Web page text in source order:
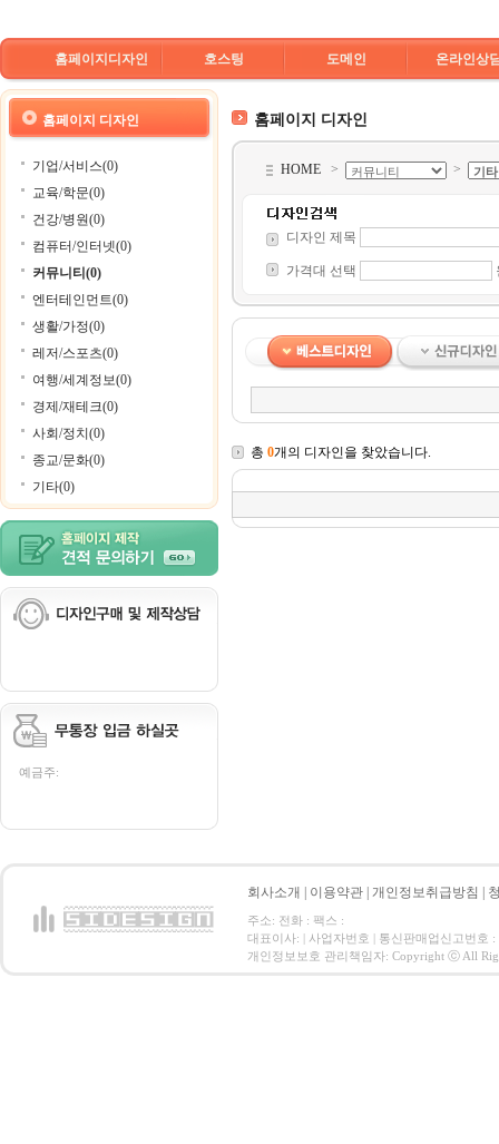
홈페이지디자인 호스팅 도메인 온라인상
홈페이지 디자인
기업/서비스(0)
교육/학문(0)
건강/병원(0)
컴퓨터/인터넷(0)
커뮤니티(0)
엔터테인먼트(0)
생활/가정(0)
레저/스포츠(0)
여행/세계정보(0)
경제/재테크(0)
사회/정치(0)
종교/문화(0)
기타(0)
예금주:
홈페이지 디자인
HOME > >
디자인 제목
가격대 선택
총 0개의 디자인을 찾았습니다.
회사소개 이용약관 개인정보취급방침
주소: 전화 : 팩스 :
대표이사: | 사업자번호 | 통신판매업신고번호 :
개인정보보호 관리책임자: Copyright ⓒ All